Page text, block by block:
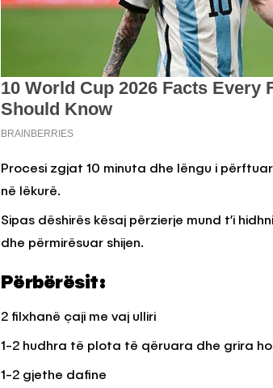
Procesi zgjat 10 minuta dhe lëngu i
në lëkurë.
Sipas dëshirës kësaj përzierje mund t’i
dhe përmirësuar shijen.
Përbërësit:
2 filxhanë çaji me vaj ulliri
1-2 hudhra të plota të qëruara dhe grira
1-2 gjethe dafine